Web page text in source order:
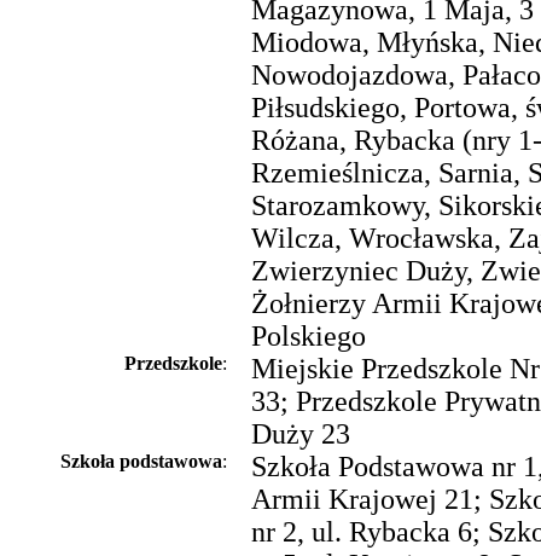
Magazynowa, 1 Maja,
Miodowa, Młyńska,
Nowodojazdowa,
Piłsudskiego, Portowa,
Różana, Rybacka (nry
Rzemieślnicza, Sarnia,
Starozamkowy,
Wilcza, Wrocławska,
Zwierzyniec Duży,
Żołnierzy Armii
Polskiego
Przedszkole:
Miejskie Przedszkole
33; Przedszkole
Duży 23
Szkoła podstawowa:
Szkoła Podstawowa nr
Armii Krajowej 21;
nr 2, ul. Rybacka 6;